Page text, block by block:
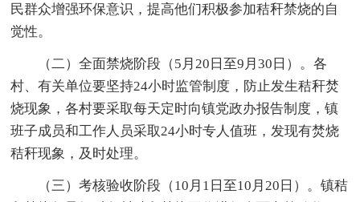
民群众增强环保意识，提高他们积极参加秸秆禁烧的自
觉性。
（二）全面禁烧阶段（5月20日至9月30日）。各
村、有关单位要坚持24小时监管制度，防止发生秸秆焚
烧现象，各村要采取每天定时向镇党政办报告制度，镇
班子成员和工作人员采取24小时专人值班，发现有焚烧
秸秆现象，及时处理。
（三）考核验收阶段（10月1日至10月20日）。镇秸